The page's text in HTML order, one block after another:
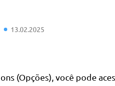
13.02.2025
(Opções), você pode